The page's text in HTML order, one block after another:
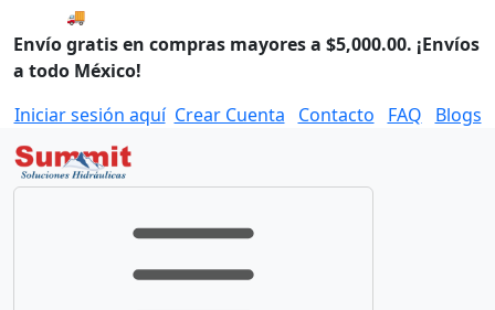
🚚 Envío el Lunes, 10 de agosto si compras hoy.
Envío gratis en compras mayores a $5,000.00. ¡Envíos
a todo México!
Iniciar sesión aquí Crear Cuenta Contacto FAQ Blogs